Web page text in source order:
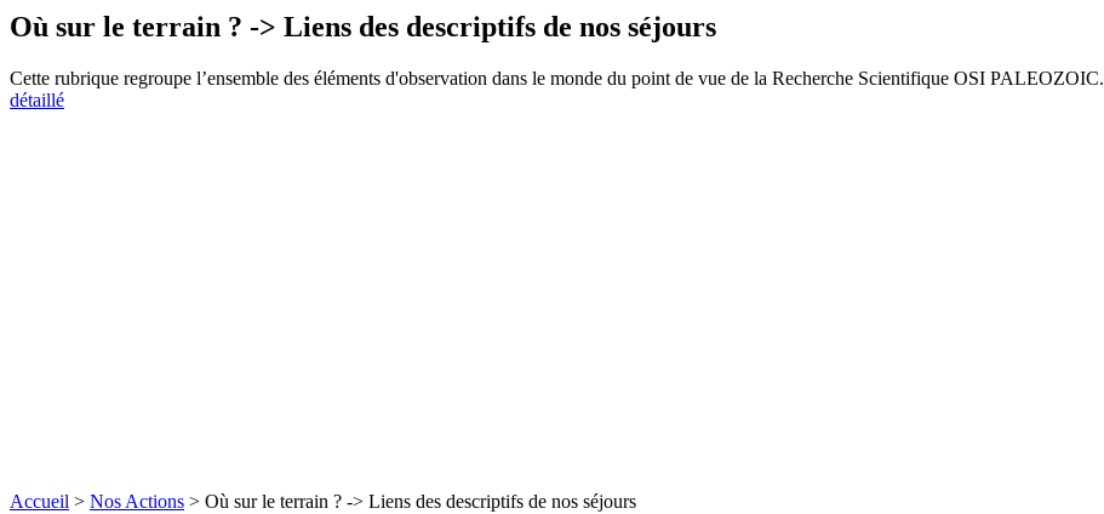
Où sur le terrain ? -> Liens des descriptifs de nos séjours
Cette rubrique regroupe l’ensemble des éléments d'observation dans le monde du point de vue de la Recherche Scientifique OSI PALEOZOIC.
détaillé
Accueil > Nos Actions > Où sur le terrain ? -> Liens des descriptifs de nos séjours